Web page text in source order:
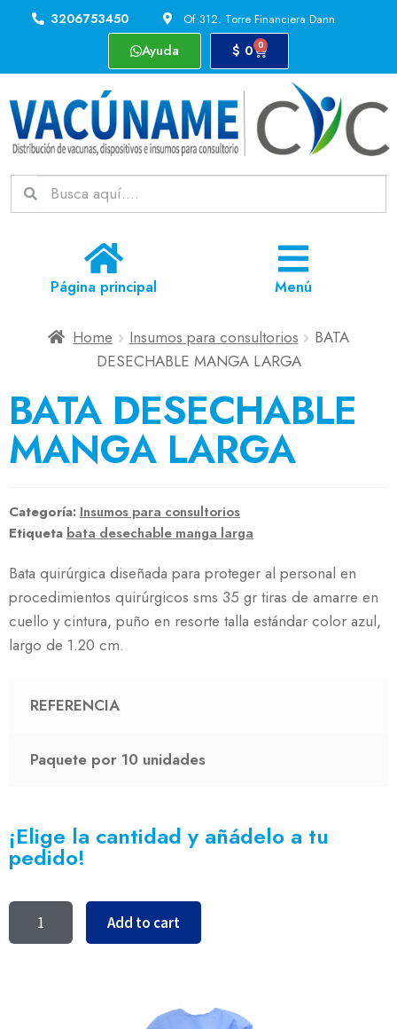
3206753450 Of 312. Torre Financiera Dann
Ayuda $ 0 0
Página principal Menú
Home Insumos para consultorios
BATA
DESECHABLE MANGA LARGA
BATA DESECHABLE
MANGA LARGA
Categoría: Insumos para consultorios
Etiqueta bata desechable manga larga
Bata quirúrgica diseñada para proteger al personal en
procedimientos quirúrgicos sms 35 gr tiras de amarre en
cuello y cintura, puño en resorte talla estándar color azul,
largo de 1.20 cm.
REFERENCIA
Paquete por 10 unidades
¡Elige la cantidad y añádelo a tu
pedido!
Add to cart